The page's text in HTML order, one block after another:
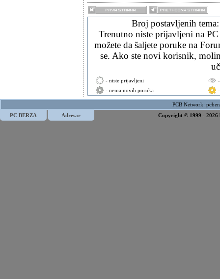
Broj postavljenih
Trenutno niste prijavljeni na
možete da šaljete poruke na
se. Ako ste novi korisnik,
- niste prijavljeni
- nema novih poruka
PCB Network:
PC BERZA
Adresar Copyright © 1999 -